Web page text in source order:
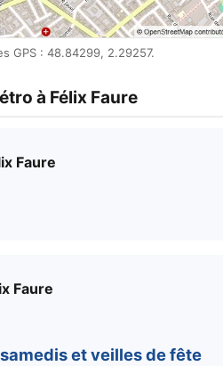
GPS : 48.84299, 2.29257.
à Félix Faure
Faure
Faure
et veilles de fête